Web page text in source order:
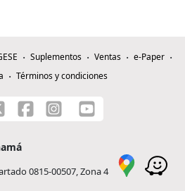
Suplementos Ventas
e-Paper
Términos y condiciones
0815-00507, Zona 4